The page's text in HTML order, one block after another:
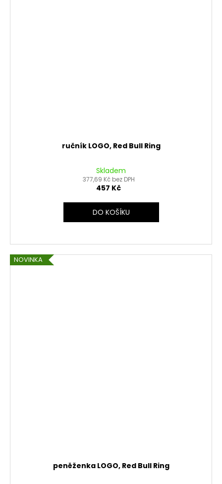
ručník LOGO, Red Bull Ring
Skladem
377,69 Kč bez DPH
457 Kč
DO KOŠÍKU
NOVINKA
peněženka LOGO, Red Bull Ring